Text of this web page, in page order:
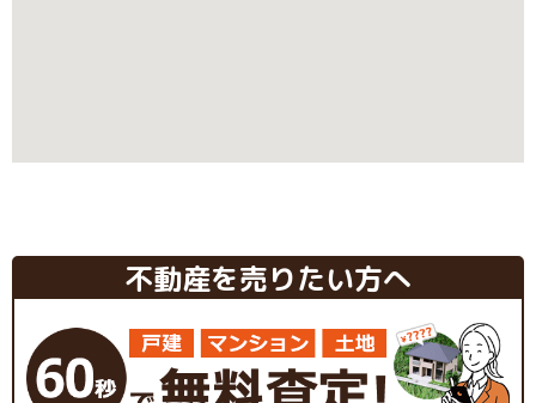
不動産を売りたい方へ